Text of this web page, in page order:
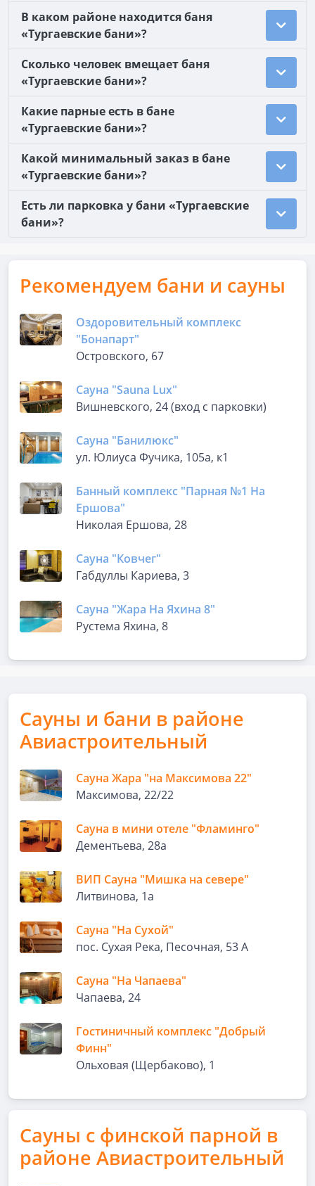
В каком районе находится баня
«Тургаевские бани»?
Сколько человек вмещает баня
«Тургаевские бани»?
Какие парные есть в бане
«Тургаевские бани»?
Какой минимальный заказ в бане
«Тургаевские бани»?
Есть ли парковка у бани «Тургаевские
бани»?
Рекомендуем бани и сауны
Оздоровительный комплекс
"Бонапарт"
Островского, 67
Сауна "Sauna Lux"
Вишневского, 24 (вход с парковки)
Сауна "Банилюкс"
ул. Юлиуса Фучика, 105а, к1
Банный комплекс "Парная №1 На
Ершова"
Николая Ершова, 28
Сауна "Ковчег"
Габдуллы Кариева, 3
Сауна "Жара На Яхина 8"
​Рустема Яхина, 8
Сауны и бани в районе
Авиастроительный
Сауна Жара "на Максимова 22"
Максимова, 22/22
Сауна в мини отеле "Фламинго"
Дементьева, 28а
ВИП Сауна "Мишка на севере"
Литвинова, 1а
Сауна "На Сухой"
пос. Сухая Река, Песочная, 53 А
Сауна "На Чапаева"
Чапаева, 24
Гостиничный комплекс "Добрый
Финн"
Ольховая (Щербаково), 1
Сауны с финской парной в
районе Авиастроительный